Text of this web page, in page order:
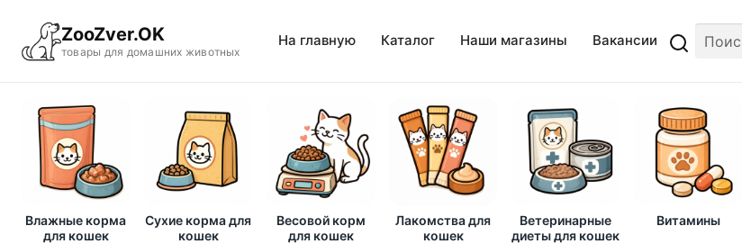
ZooZver.OK
товары для домашних животных
На главную Каталог Наши магазины Вакансии
Влажные корма
для кошек
Сухие корма для
кошек
Весовой корм
для кошек
Лакомства для
кошек
Ветеринарные
диеты для кошек
Витамины